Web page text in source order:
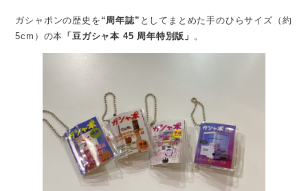
ガシャポンの歴史を “周年誌” としてまとめた手のひらサイズ（約
5cm）の本 「豆ガシャ本 45 周年特別版」 。